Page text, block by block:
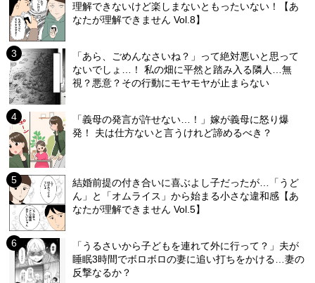
理解できないけど楽しまないともったいない！【あ
なたが理解できません Vol.8】
「あら、ごめんなさいね？」って絶対悪いと思って
ないでしょ…！ 私の畑に平然と踏み入る隣人…無
視？悪意？その行動にモヤモヤが止まらない
「義母の発言が許せない…！」嫁が義母に怒り爆
発！ 夫は仕方ないと言うけれど諦めるべき？
結婚前提の付き合いに喜ぶよし子だったが…「うど
ん」と「オムライス」から始まる小さな違和感【あ
なたが理解できません Vol.5】
「うるさいから子どもを連れて外に行って？」夫が
睡眠3時間でボロボロの妻に追い打ちをかける…妻の
反撃なるか？